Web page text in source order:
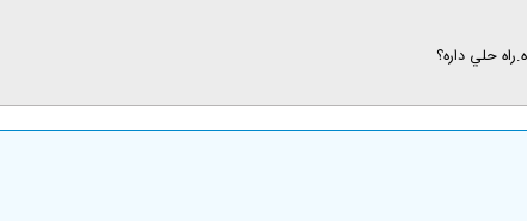
حلي داره؟